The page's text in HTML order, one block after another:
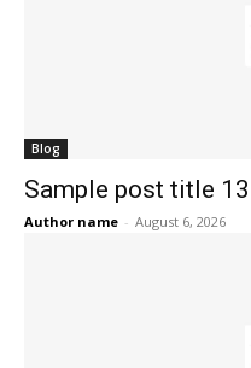
Blog
Sample post title 13
Author name - August 6, 2026